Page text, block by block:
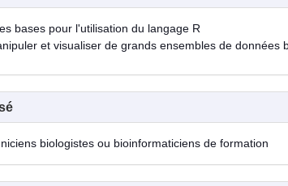
bases pour l'utilisation du langage R
et visualiser de grands ensembles de données
biologistes ou bioinformaticiens de formation